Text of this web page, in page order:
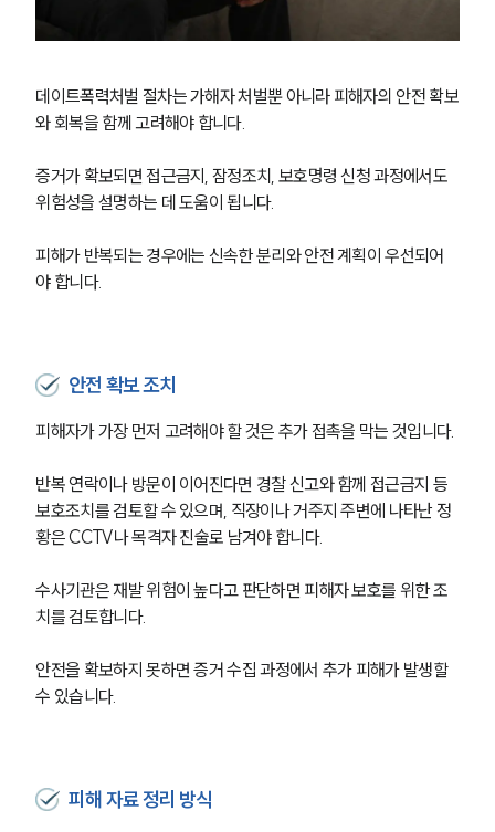
오시는 길
글로벌 파트너 로펌
업무사례
데이트폭력처벌 절차는 가해자 처벌뿐 아니라 피해자의 안전 확보
와 회복을 함께 고려해야 합니다.
증거가 확보되면 접근금지, 잠정조치, 보호명령 신청 과정에서도
위험성을 설명하는 데 도움이 됩니다.
피해가 반복되는 경우에는 신속한 분리와 안전 계획이 우선되어
야 합니다.
안전 확보 조치
피해자가 가장 먼저 고려해야 할 것은 추가 접촉을 막는 것입니다.
반복 연락이나 방문이 이어진다면 경찰 신고와 함께 접근금지 등
보호조치를 검토할 수 있으며, 직장이나 거주지 주변에 나타난 정
황은 CCTV나 목격자 진술로 남겨야 합니다.
수사기관은 재발 위험이 높다고 판단하면 피해자 보호를 위한 조
치를 검토합니다.
안전을 확보하지 못하면 증거 수집 과정에서 추가 피해가 발생할
수 있습니다.
피해 자료 정리 방식